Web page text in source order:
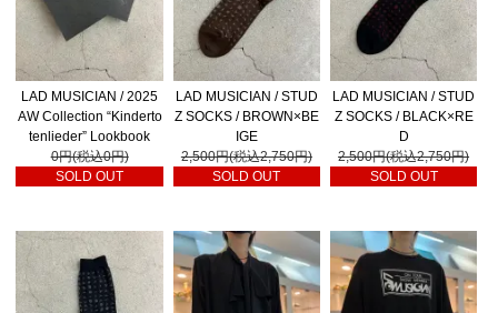
LAD MUSICIAN / 2025
AW Collection “Kinderto
tenlieder” Lookbook
0円(税込0円)
SOLD OUT
LAD MUSICIAN / STUD
Z SOCKS / BROWN×BE
IGE
2,500円(税込2,750円)
SOLD OUT
LAD MUSICIAN / STUD
Z SOCKS / BLACK×RE
D
2,500円(税込2,750円)
SOLD OUT